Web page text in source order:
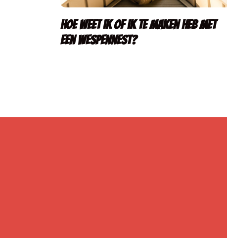
Hoe weet ik of ik te maken heb met
een wespennest?